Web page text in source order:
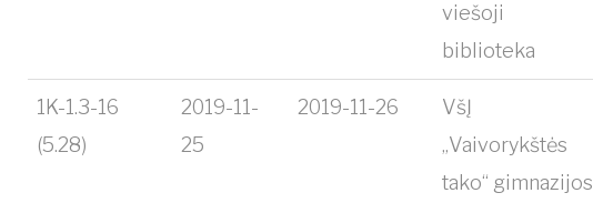
viešoji
biblioteka
1K-1.3-16
(5.28)
2019-11-
25
2019-11-26
VšĮ
„Vaivorykštės
tako“ gimnazijos